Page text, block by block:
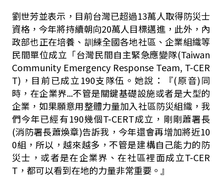
劉世芳並表示，目前台灣已超過13萬人取得防災士
資格，今年將持續朝向20萬人目標邁進，此外，內
政部也正在培養、訓練全國各地社區、企業組織等
民間單位成立「台灣民間自主緊急應變隊(Taiwan
Community Emergency Response Team, T-CER
T)，目前已成立190支隊伍。她說：『(原音)同
時，在企業界...不管是關鍵基礎設施或者是大型的
企業，如果願意用整體力量加入社區防災組織，我
們今年已經有190幾個T-CERT成立，剛剛蕭署長
(消防署長蕭煥章)告訴我，今年還會再增加將近10
0組，所以，越來越多，不管是建構自己能力的防
災士，或者是在企業界、在社區裡面成立T-CER
T，都可以看到在地的力量非常重要。』